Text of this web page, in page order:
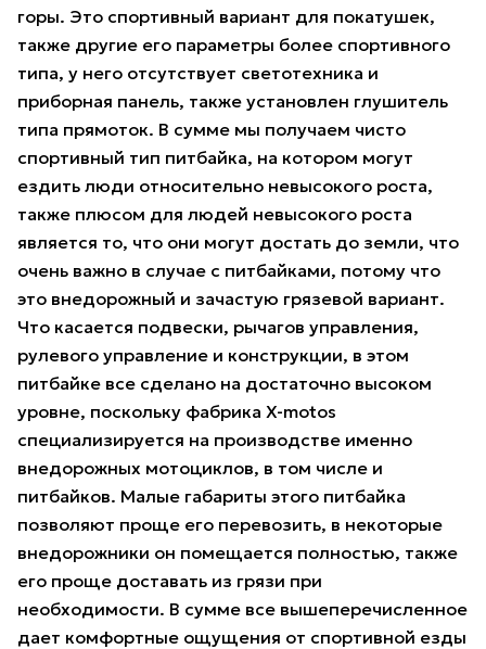
горы. Это спортивный вариант для покатушек,
также другие его параметры более спортивного
типа, у него отсутствует светотехника и
приборная панель, также установлен глушитель
типа прямоток. В сумме мы получаем чисто
спортивный тип питбайка, на котором могут
ездить люди относительно невысокого роста,
также плюсом для людей невысокого роста
является то, что они могут достать до земли, что
очень важно в случае с питбайками, потому что
это внедорожный и зачастую грязевой вариант.
Что касается подвески, рычагов управления,
рулевого управление и конструкции, в этом
питбайке все сделано на достаточно высоком
уровне, поскольку фабрика X-motos
специализируется на производстве именно
внедорожных мотоциклов, в том числе и
питбайков. Малые габариты этого питбайка
позволяют проще его перевозить, в некоторые
внедорожники он помещается полностью, также
его проще доставать из грязи при
необходимости. В сумме все вышеперечисленное
дает комфортные ощущения от спортивной езды